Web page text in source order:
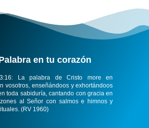
en tu corazón​
La palabra de Cristo more en
vosotros, enseñándoos y exhortándoos
toda sabiduría, cantando con gracia en
al Señor con salmos e himnos y
(RV 1960)